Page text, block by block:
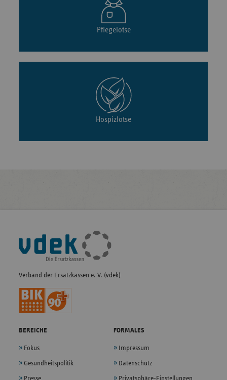
Pflegelotse
Hospizlotse
Fußleisten-
Navigation
Verband der Ersatzkassen e. V. (vdek)
BEREICHE
Fokus
Gesundheitspolitik
Presse
FORMALES
Impressum
Datenschutz
Privatsphäre-Einstellungen